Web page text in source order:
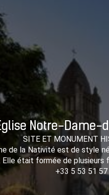
Notre-Dame-
SITE ET MONUMENT
de la Nativité est de style
Elle était formée de
+33 5 53 51 57